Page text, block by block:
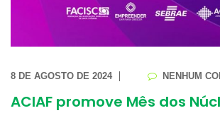
8 DE AGOSTO DE 2024 NENHUM
ACIAF promove Mês dos